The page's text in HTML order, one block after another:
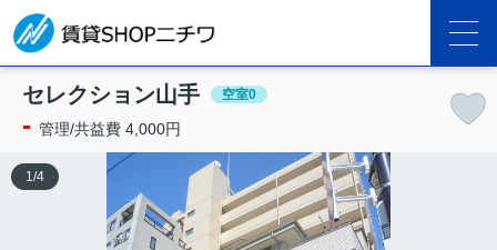
セレクション山手 空室0
- 管理/共益費 4,000円
1 /4